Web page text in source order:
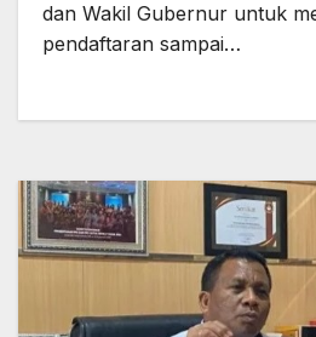
dan Wakil Gubernur untuk
pendaftaran sampai…